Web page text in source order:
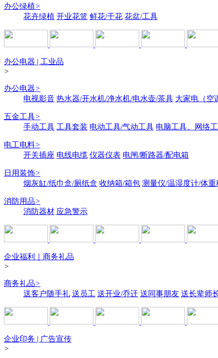
办公绿植>
花卉绿植 开业花篮 鲜花/干花 花盆/工具
办公电器 | 工业品
>
办公电器>
电视影音 热水器/开水机/净水机/电水壶/茶具 大家电（空
五金工具>
手动工具 工具套装 电动工具/气动工具 电脑工具、网络
电工电料>
开关插座 电线电缆 仪器仪表 电闸/断路器/配电箱
日用装饰>
烟灰缸/纸巾盒/厕纸盒 收纳箱/箱包 测量仪/温湿度计/体重
消防用品>
消防器材 应急警示
企业福利｜商务礼品
>
商务礼品>
送客户随手礼 送员工 送开业/乔迁 送同事朋友 送长辈师
企业印务 | 广告宣传
>